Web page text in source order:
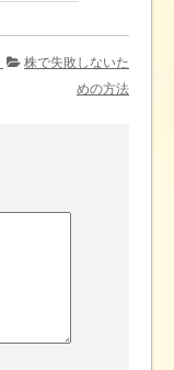
株で失敗しないた
めの方法